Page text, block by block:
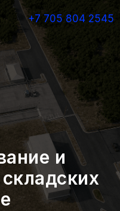
+7 705 804 2545
и